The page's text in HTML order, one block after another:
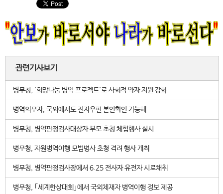
관련기사보기
병무청, '희망나눔 병역 프로젝트'로 사회적 약자 지원 강화
병역의무자, 국외에서도 전자우편 본인확인 가능해
병무청, 병역판정검사대상자 부모 초청 체험행사 실시
병무청, 자원병역이행 모범병사 초청 격려 행사 개최
병무청, 병역판정검사장에서 6.25 전사자 유전자 시료채취
병무청, ｢세계한상대회｣에서 국외체재자 병역이행 정보 제공